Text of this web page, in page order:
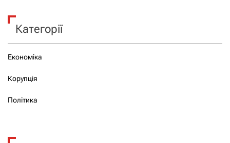
Категорії
Економіка
Корупція
Політика